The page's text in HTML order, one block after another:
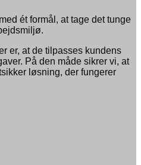
ét formål, at tage det tunge
er, at de tilpasses kundens
På den måde sikrer vi, at
løsning, der fungerer